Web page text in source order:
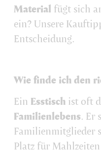
Material fügt sich
ein? Unsere
Entscheidung.
Wie finde ich den
Ein Esstisch ist oft
Familienlebens. Er
Familienmitglieder
Platz für